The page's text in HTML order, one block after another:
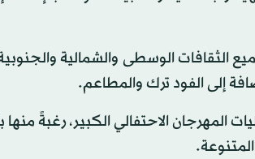
المهرجان الاحتفالي الكبير، رغبةً